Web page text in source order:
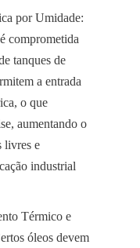
por Umidade:
comprometida
tanques de
a entrada
o que
aumentando o
livres e
industrial
Térmico e
óleos devem